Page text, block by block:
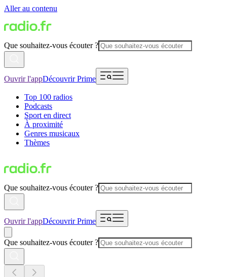
Aller au contenu
Que souhaitez-vous écouter ?
Ouvrir l'appDécouvrir Prime
Top 100 radios
Podcasts
Sport en direct
À proximité
Genres musicaux
Thèmes
Que souhaitez-vous écouter ?
Ouvrir l'appDécouvrir Prime
Que souhaitez-vous écouter ?